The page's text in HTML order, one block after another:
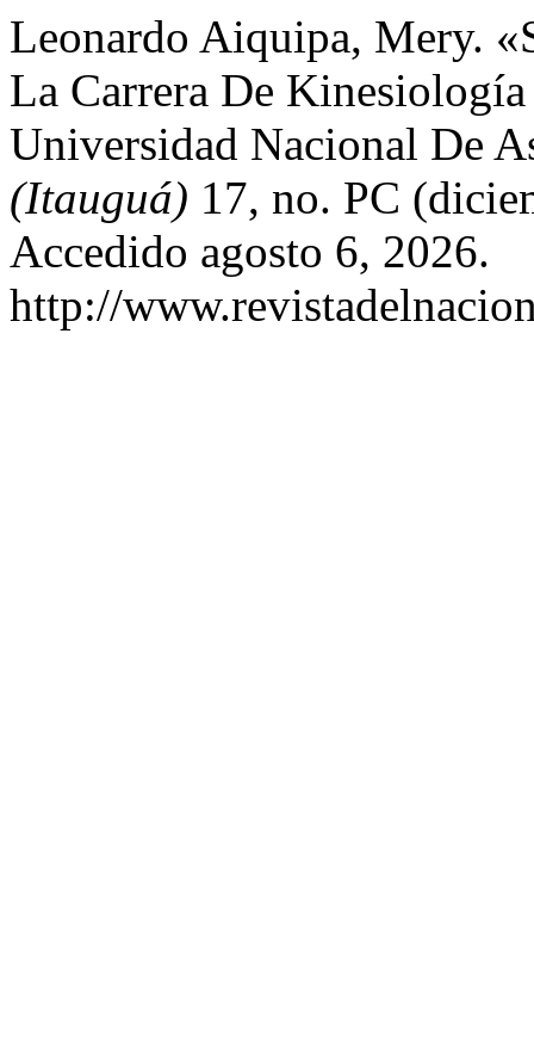
Leonardo Aiquipa, Mery.
La Carrera De
Universidad Nacional De
(Itauguá) 17, no. PC
Accedido agosto 6, 2026.
http://